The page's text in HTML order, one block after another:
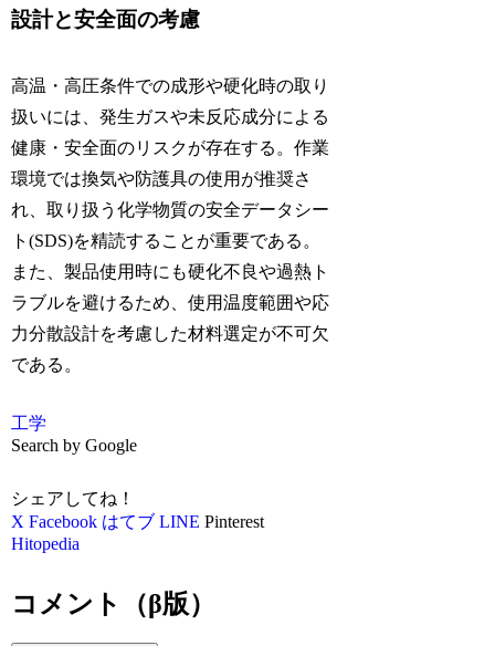
設計と安全面の考慮
高温・高圧条件での成形や硬化時の取り
扱いには、発生ガスや未反応成分による
健康・安全面のリスクが存在する。作業
環境では換気や防護具の使用が推奨さ
れ、取り扱う化学物質の安全データシー
ト(SDS)を精読することが重要である。
また、製品使用時にも硬化不良や過熱ト
ラブルを避けるため、使用温度範囲や応
力分散設計を考慮した材料選定が不可欠
である。
工学
Search by Google
シェアしてね！
X Facebook はてブ LINE Pinterest
Hitopedia
コメント（β版）